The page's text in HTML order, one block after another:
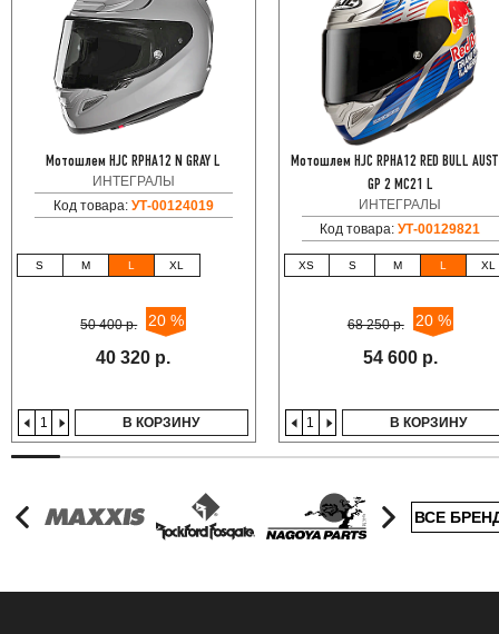
Мотошлем HJC RPHA12 N GRAY L
ИНТЕГРАЛЫ
Код товара: УТ-00124019
S M L XL
50 400 р. 20 %
40 320 р.
В КОРЗИНУ
Мотошлем HJC RPHA12 RED BULL
GP 2 MC21 L
ИНТЕГРАЛЫ
Код товара:УТ-00129821
XS S M L XL
68 250 р. 20 %
54 600 р.
В КОРЗИНУ
ВСЕ